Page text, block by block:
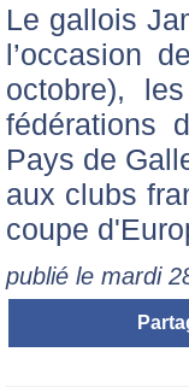
Le gallois
l’occasion
octobre),
fédérations
Pays de
aux clubs
coupe
publié le mardi